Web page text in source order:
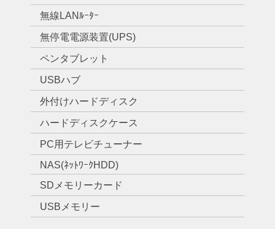
無線LANﾙｰﾀｰ
無停電電源装置(UPS)
ペンタブレット
USBハブ
外付けハードディスク
ハードディスクケース
PC用テレビチューナー
NAS(ﾈｯﾄﾜｰｸHDD)
SDメモリーカード
USBメモリー